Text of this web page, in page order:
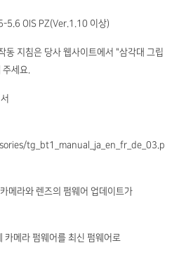
5.6 OIS PZ(Ver.1.10 이상)
지침은 당사 웹사이트에서 "삼각대 그립
세요.
tg_bt1_manual_ja_en_fr_de_03.p
메라와 렌즈의 펌웨어 업데이트가
카메라 펌웨어를 최신 펌웨어로